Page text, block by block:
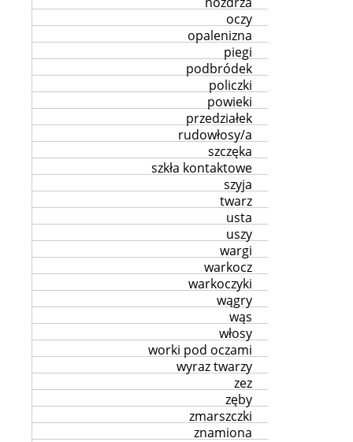
oczy
opalenizna
piegi
podbródek
policzki
powieki
przedziałek
rudowłosy/a
szczęka
szkła kontaktowe
szyja
twarz
usta
uszy
wargi
warkocz
warkoczyki
wągry
wąs
włosy
worki pod oczami
wyraz twarzy
zez
zęby
zmarszczki
znamiona